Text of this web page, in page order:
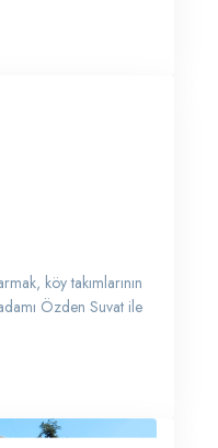
köy takımlarının
Özden Suvat ile